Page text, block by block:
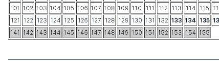
101 102 103 104 105 106 107 108 109 110 111 112 113 114 115
121
122 123 124 125 126 127 128 129 130 131 132 133 134 135
141 142 143 144 145 146 147 148 149 150 151 152 153 154 155